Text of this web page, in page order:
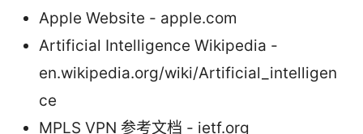
Apple Website - apple.com
Artificial Intelligence Wikipedia -
en.wikipedia.org/wiki/Artificial_intelligen
ce
MPLS VPN 参考文档 - ietf.org